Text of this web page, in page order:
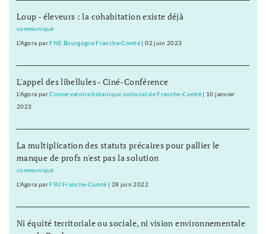
Loup - éleveurs : la cohabitation existe déjà
communiqué
L'Agora parFNE Bourgogne Franche-Comté |02 juin 2023
L'appel des libellules - Ciné-Conférence
L'Agora parConservatoire botanique national de Franche-Comté| 10 janvier
2023
La multiplication des statuts précaires pour pallier le
manque de profs n'est pas la solution
communiqué
L'Agora parFSU Franche-Comté | 28 juin 2022
Ni équité territoriale ou sociale, ni vision environnementale